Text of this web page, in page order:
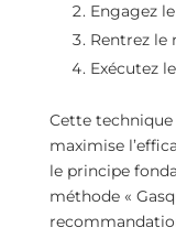
Engagez
Rentrez le
Exécutez
Cette
maximise
le principe
méthode «